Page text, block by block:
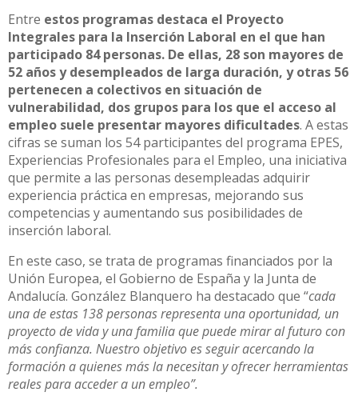
Entre estos programas destaca el Proyecto
Integrales para la Inserción Laboral en el que han
participado 84 personas. De ellas, 28 son mayores de
52 años y desempleados de larga duración, y otras 56
pertenecen a colectivos en situación de
vulnerabilidad, dos grupos para los que el acceso al
empleo suele presentar mayores dificultades. A estas
cifras se suman los 54 participantes del programa EPES,
Experiencias Profesionales para el Empleo, una iniciativa
que permite a las personas desempleadas adquirir
experiencia práctica en empresas, mejorando sus
competencias y aumentando sus posibilidades de
inserción laboral.
En este caso, se trata de programas financiados por la
Unión Europea, el Gobierno de España y la Junta de
Andalucía. González Blanquero ha destacado que “cada
una de estas 138 personas representa una oportunidad, un
proyecto de vida y una familia que puede mirar al futuro con
más confianza. Nuestro objetivo es seguir acercando la
formación a quienes más la necesitan y ofrecer herramientas
reales para acceder a un empleo”.